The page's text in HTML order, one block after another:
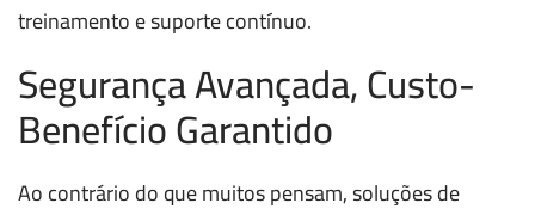
treinamento e suporte contínuo.
Segurança Avançada, Custo-
Benefício Garantido
Ao contrário do que muitos pensam, soluções de